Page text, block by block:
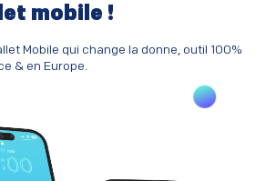
mobile !
Mobile qui change la donne, outil 100%
& en Europe.